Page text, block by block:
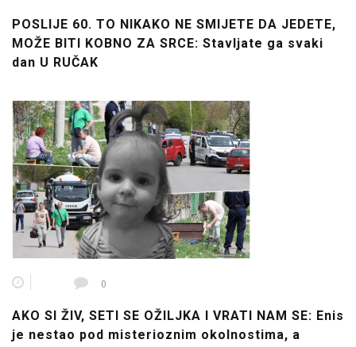
POSLIJE 60. TO NIKAKO NE SMIJETE DA JEDETE,
MOŽE BITI KOBNO ZA SRCE: Stavljate ga svaki
dan U RUČAK
0
AKO SI ŽIV, SETI SE OŽILJKA I VRATI NAM SE: Enis
je nestao pod misterioznim okolnostima, a